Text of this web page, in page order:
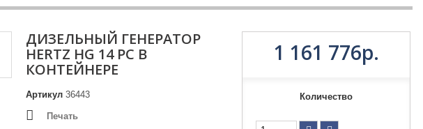
ДИЗЕЛЬНЫЙ ГЕНЕРАТОР
HERTZ HG 14 PC В
КОНТЕЙНЕРЕ
Артикул 36443
Печать
1 161 776р.
Количество